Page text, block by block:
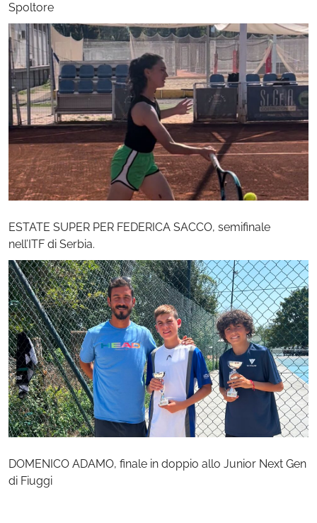
Spoltore
ESTATE SUPER PER FEDERICA SACCO, semifinale
nell’ITF di Serbia.
DOMENICO ADAMO, finale in doppio allo Junior Next Gen
di Fiuggi